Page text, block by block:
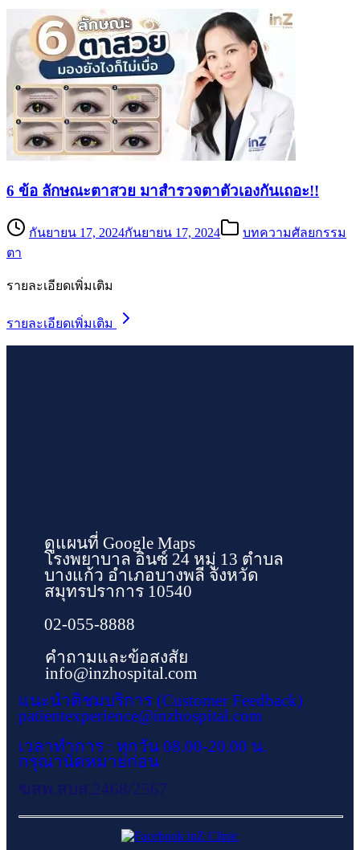
6 ข้อ ลักษณะตาสวย มาสำรวจตาตัวเองกันเถอะ!!
กันยายน 17, 2024กันยายน 17, 2024
บทความศัลยกรรม
ตา
รายละเอียดเพิ่มเติม
รายละเอียดเพิ่มเติม
ดูแผนที่ Google Maps
โรงพยาบาล อินซ์ 24 หมู่ 13 ตำบล
บางแก้ว อำเภอบางพลี จังหวัด
สมุทรปราการ 10540
02-055-8888
คำถามและข้อสงสัย
info@inzhospital.com
แนะนำติชมบริการ (Customer Feedback)
patientexperience@inzhospital.com
เวลาทำการ : ทุกวัน 08.00-20.00 น.
กรุณานัดหมายก่อน
ฆสพ.สบส.2468/2567